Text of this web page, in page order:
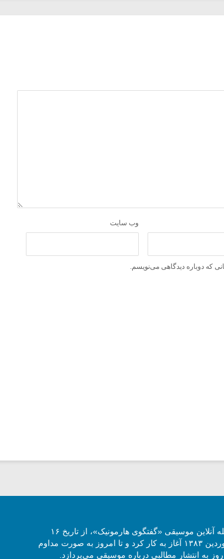
وب‌ سایت
که دوباره دیدگاهی می‌نویسم.
مجله آنلاین موسیقی «گفتگوی هارمونیک»، از تاریخ ۱۶
فروردین ۱۳۸۳ آغاز به کار کرد و تا امروز به صورت مداوم
به انتشار مطالبی درباره موسیقی می‌پردازد.